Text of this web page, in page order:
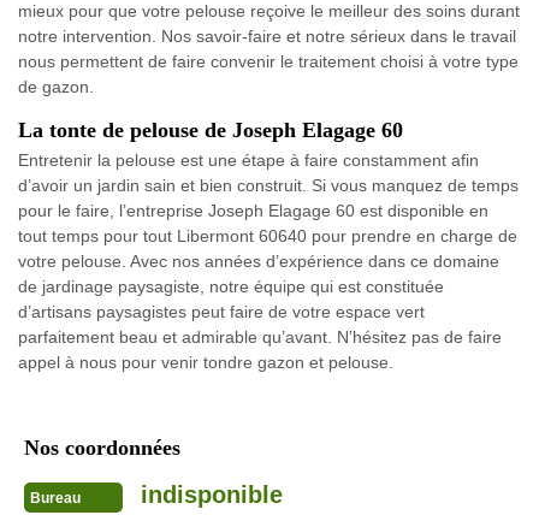
mieux pour que votre pelouse reçoive le meilleur des soins durant
notre intervention. Nos savoir-faire et notre sérieux dans le travail
nous permettent de faire convenir le traitement choisi à votre type
de gazon.
La tonte de pelouse de Joseph Elagage 60
Entretenir la pelouse est une étape à faire constamment afin
d’avoir un jardin sain et bien construit. Si vous manquez de temps
pour le faire, l’entreprise Joseph Elagage 60 est disponible en
tout temps pour tout Libermont 60640 pour prendre en charge de
votre pelouse. Avec nos années d’expérience dans ce domaine
de jardinage paysagiste, notre équipe qui est constituée
d’artisans paysagistes peut faire de votre espace vert
parfaitement beau et admirable qu’avant. N’hésitez pas de faire
appel à nous pour venir tondre gazon et pelouse.
Nos coordonnées
Bureau indisponible